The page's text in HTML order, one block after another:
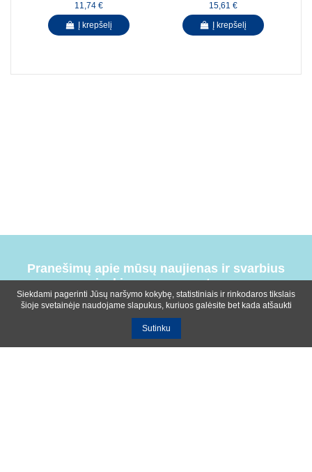
11,74 €
Į krepšelį
15,61 €
Į krepšelį
Pranešimų apie mūsų naujienas ir svarbius
įvykius prenumerata
Siekdami pagerinti Jūsų naršymo kokybę, statistiniais ir rinkodaros tikslais
šioje svetainėje naudojame slapukus, kuriuos galėsite bet kada atšaukti
Sutinku